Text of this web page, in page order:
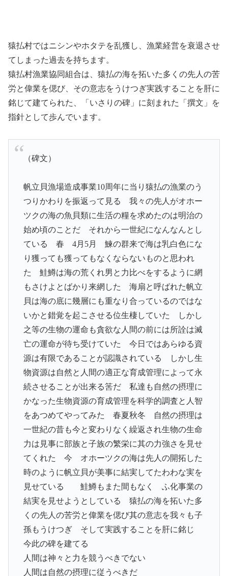
猿払村ではニシンやホタテを乱獲し、漁業経営を衰退させ
てしまった過去を持ちます。
猿払村漁業協同組合は、猿払の海を拓いた多くの先人の苦
労と偉業を偲び、その意志をうけつぎ実践することを肝に
銘じて建てられた、「いさりの碑」に刻まれた「撰文」を
指針として歩んでいます。
（碑文）
帆立貝漁場造成事業10周年に当り猿払の漁業のう
つりかわりを振返って見る 我々の先人がオホー
ツクの海の魚貝類に生活の糧を求めたのは明治の
始め頃のことだ それから一世紀になんなんとし
ている 春 4月5月 鰊の群来で海は乳白色にな
り獲っても獲ってもなくならないものと思われ
た 鮭鱒は海の荒くれ男と力比べをするように網
もさけよとばかり来網した 海扇と呼ばれた帆立
貝は海の底に幾層にも重なり合っているのではな
いかと錯覚を起こさせる位生棲していた しかし
之等の生物の運命も貪欲な人間の前には所詮は滅
亡の運命が待ち受けていた 今日ではあらゆる資
源は有限であることが認識されている しかし生
物資源は自然と人間の適正な育成管理によって永
続させることが出来る筈だ 私達も自然の摂理に
かなった生物資源の育成管理を科学的調査と人智
をあつめてやってみた 春夏秋冬 自然の摂理は
一世紀の昔も今と変わりなく繰返され生物の生命
力は見事に部族と子族の繁栄に其の力強さを見せ
てくれた 今 オホーツクの海は先人の開拓した
時のように帆立貝が美事に結実してたわわな実を
見せている 鮭鱒もまた間もなく ふ化事業の
結実を見せようとしている 猿払の海を拓いた多
くの先人の苦労と偉業を偲び其の意志を我々も子
孫もうけつぎ そして実践することを肝に銘じ
今此の碑を建てる
人間は神々と力を競うべきでない
人間は自然の摂理に従うべきだ